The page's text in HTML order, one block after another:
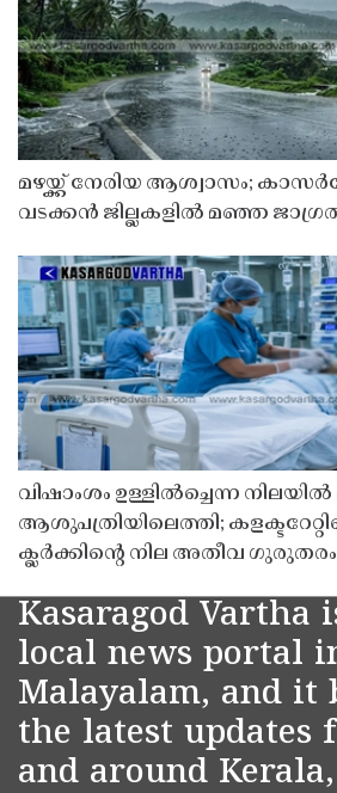
മഴയ്ക്ക് നേരിയ ആശ്വാസം;
വടക്കൻ ജില്ലകളിൽ മഞ്ഞ
വിഷാംശം ഉള്ളിൽച്ചെന്ന നിലയിൽ
ആശുപത്രിയിലെത്തി;
ക്ലർക്കിൻ്റെ നില അതീവ ഗുരുതരം
Kasaragod Vartha
local news portal
Malayalam, and it
the latest updates
and around